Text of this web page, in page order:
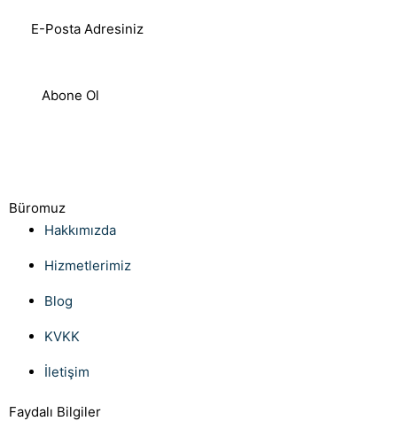
Abone Ol
Büromuz
Hakkımızda
Hizmetlerimiz
Blog
KVKK
İletişim
Faydalı Bilgiler